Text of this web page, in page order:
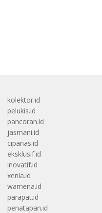
kolektor.id
pelukis.id
pancoran.id
jasmani.id
cipanas.id
eksklusif.id
inovatif.id
xenia.id
wamena.id
parapat.id
penatapan.id